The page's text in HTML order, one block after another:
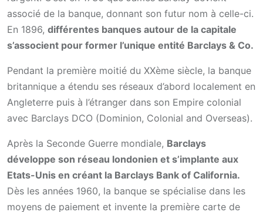
associé de la banque, donnant son futur nom à celle-ci.
En 1896, différentes banques autour de la capitale
s’associent pour former l’unique entité Barclays & Co.
Pendant la première moitié du XXème siècle, la banque
britannique a étendu ses réseaux d’abord localement en
Angleterre puis à l’étranger dans son Empire colonial
avec Barclays DCO (Dominion, Colonial and Overseas).
Après la Seconde Guerre mondiale, Barclays
développe son réseau londonien et s’implante aux
Etats-Unis en créant la Barclays Bank of California.
Dès les années 1960, la banque se spécialise dans les
moyens de paiement et invente la première carte de